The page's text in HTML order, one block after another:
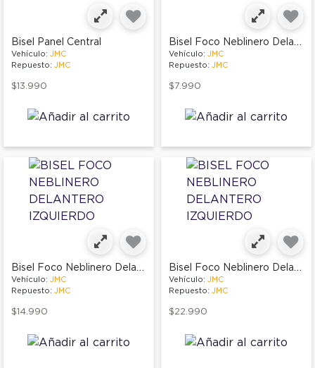
Bisel Panel Central
Vehículo: JMC
Repuesto: JMC
$13.990
Bisel Foco Neblinero Delantero Derecho
Vehículo: JMC
Repuesto: JMC
$7.990
Bisel Foco Neblinero Delantero Izquierdo
Vehículo: JMC
Repuesto: JMC
$14.990
Bisel Foco Neblinero Delantero Izquierdo
Vehículo: JMC
Repuesto: JMC
$22.990